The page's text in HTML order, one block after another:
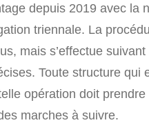
depuis 2019 avec la
triennale. La
mais s’effectue suivant
Toute structure qui
opération doit prendre
marches à suivre.